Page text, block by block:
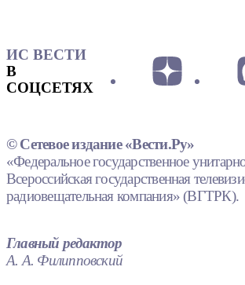
ИС ВЕСТИ
В
СОЦСЕТЯХ
© Сетевое издание «Вести.Ру»
«Федеральное государственное
Всероссийская государственная
радиовещательная компания» (ВГТРК).
Главный редактор
А. А. Филипповский